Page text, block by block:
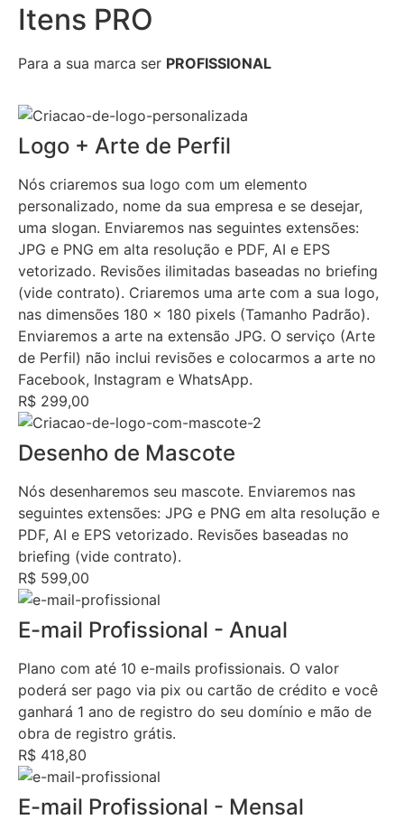
Itens PRO
Para a sua marca ser PROFISSIONAL
Logo + Arte de Perfil
Nós criaremos sua logo com um elemento
personalizado, nome da sua empresa e se desejar,
uma slogan. Enviaremos nas seguintes extensões:
JPG e PNG em alta resolução e PDF, AI e EPS
vetorizado. Revisões ilimitadas baseadas no briefing
(vide contrato). Criaremos uma arte com a sua logo,
nas dimensões 180 x 180 pixels (Tamanho Padrão).
Enviaremos a arte na extensão JPG. O serviço (Arte
de Perfil) não inclui revisões e colocarmos a arte no
Facebook, Instagram e WhatsApp.
R$ 299,00
Desenho de Mascote
Nós desenharemos seu mascote. Enviaremos nas
seguintes extensões: JPG e PNG em alta resolução e
PDF, AI e EPS vetorizado. Revisões baseadas no
briefing (vide contrato).
R$ 599,00
E-mail Profissional - Anual
Plano com até 10 e-mails profissionais. O valor
poderá ser pago via pix ou cartão de crédito e você
ganhará 1 ano de registro do seu domínio e mão de
obra de registro grátis.
R$ 418,80
E-mail Profissional - Mensal